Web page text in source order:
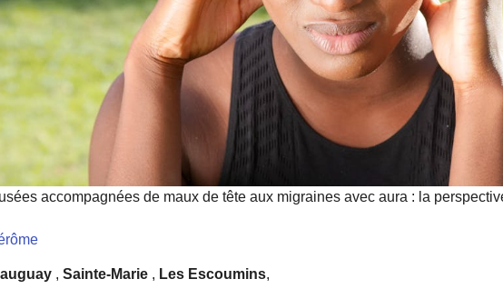
accompagnées de maux de tête aux migraines avec aura : la
, Sainte-Marie , Les Escoumins,